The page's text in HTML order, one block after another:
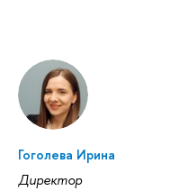
Гоголева Ирина
Директор